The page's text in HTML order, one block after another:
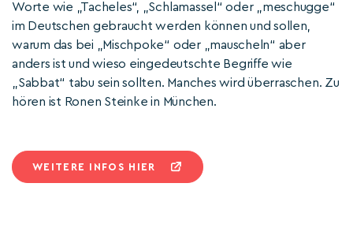
Worte wie „Tacheles“, „Schlamassel“ oder „meschugge“
im Deutschen gebraucht werden können und sollen,
warum das bei „Mischpoke“ oder „mauscheln“ aber
anders ist und wieso eingedeutschte Begriffe wie
„Sabbat“ tabu sein sollten. Manches wird überraschen. Zu
hören ist Ronen Steinke in München.
WEITERE INFOS HIER